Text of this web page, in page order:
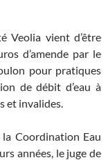
Veolia vient d’être
d’amende par le
pour pratiques
de débit d’eau à
et invalides.
Coordination Eau
années, le juge de